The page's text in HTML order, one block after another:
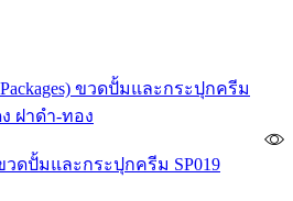
วดปั้มและกระปุกครีม SP019